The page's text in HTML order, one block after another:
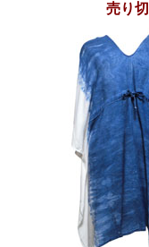
売り